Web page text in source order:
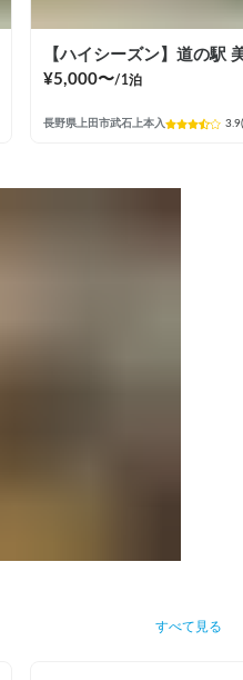
¥5,000〜/1泊
長野県上田市武石上本入 3.9(
すべて見る